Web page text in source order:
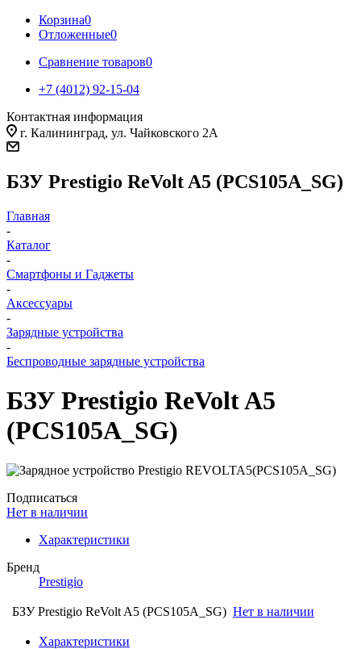
Корзина0
Отложенные0
Сравнение товаров0
+7 (4012) 92-15-04
Контактная информация
г. Калининград, ул. Чайковского 2А
БЗУ Prestigio ReVolt A5 (PCS105A_SG)
Главная
-
Каталог
-
Смартфоны и Гаджеты
-
Аксессуары
-
Зарядные устройства
-
Беспроводные зарядные устройства
БЗУ Prestigio ReVolt A5
(PCS105A_SG)
Подписаться
Нет в наличии
Характеристики
Бренд
Prestigio
БЗУ Prestigio ReVolt A5 (PCS105A_SG) Нет в наличии
Характеристики